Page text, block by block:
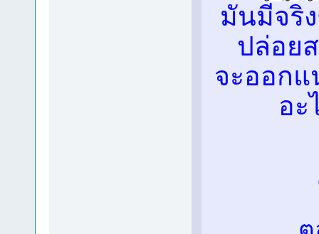
มันมีจริ
ปล่อย
จะออก
อะ